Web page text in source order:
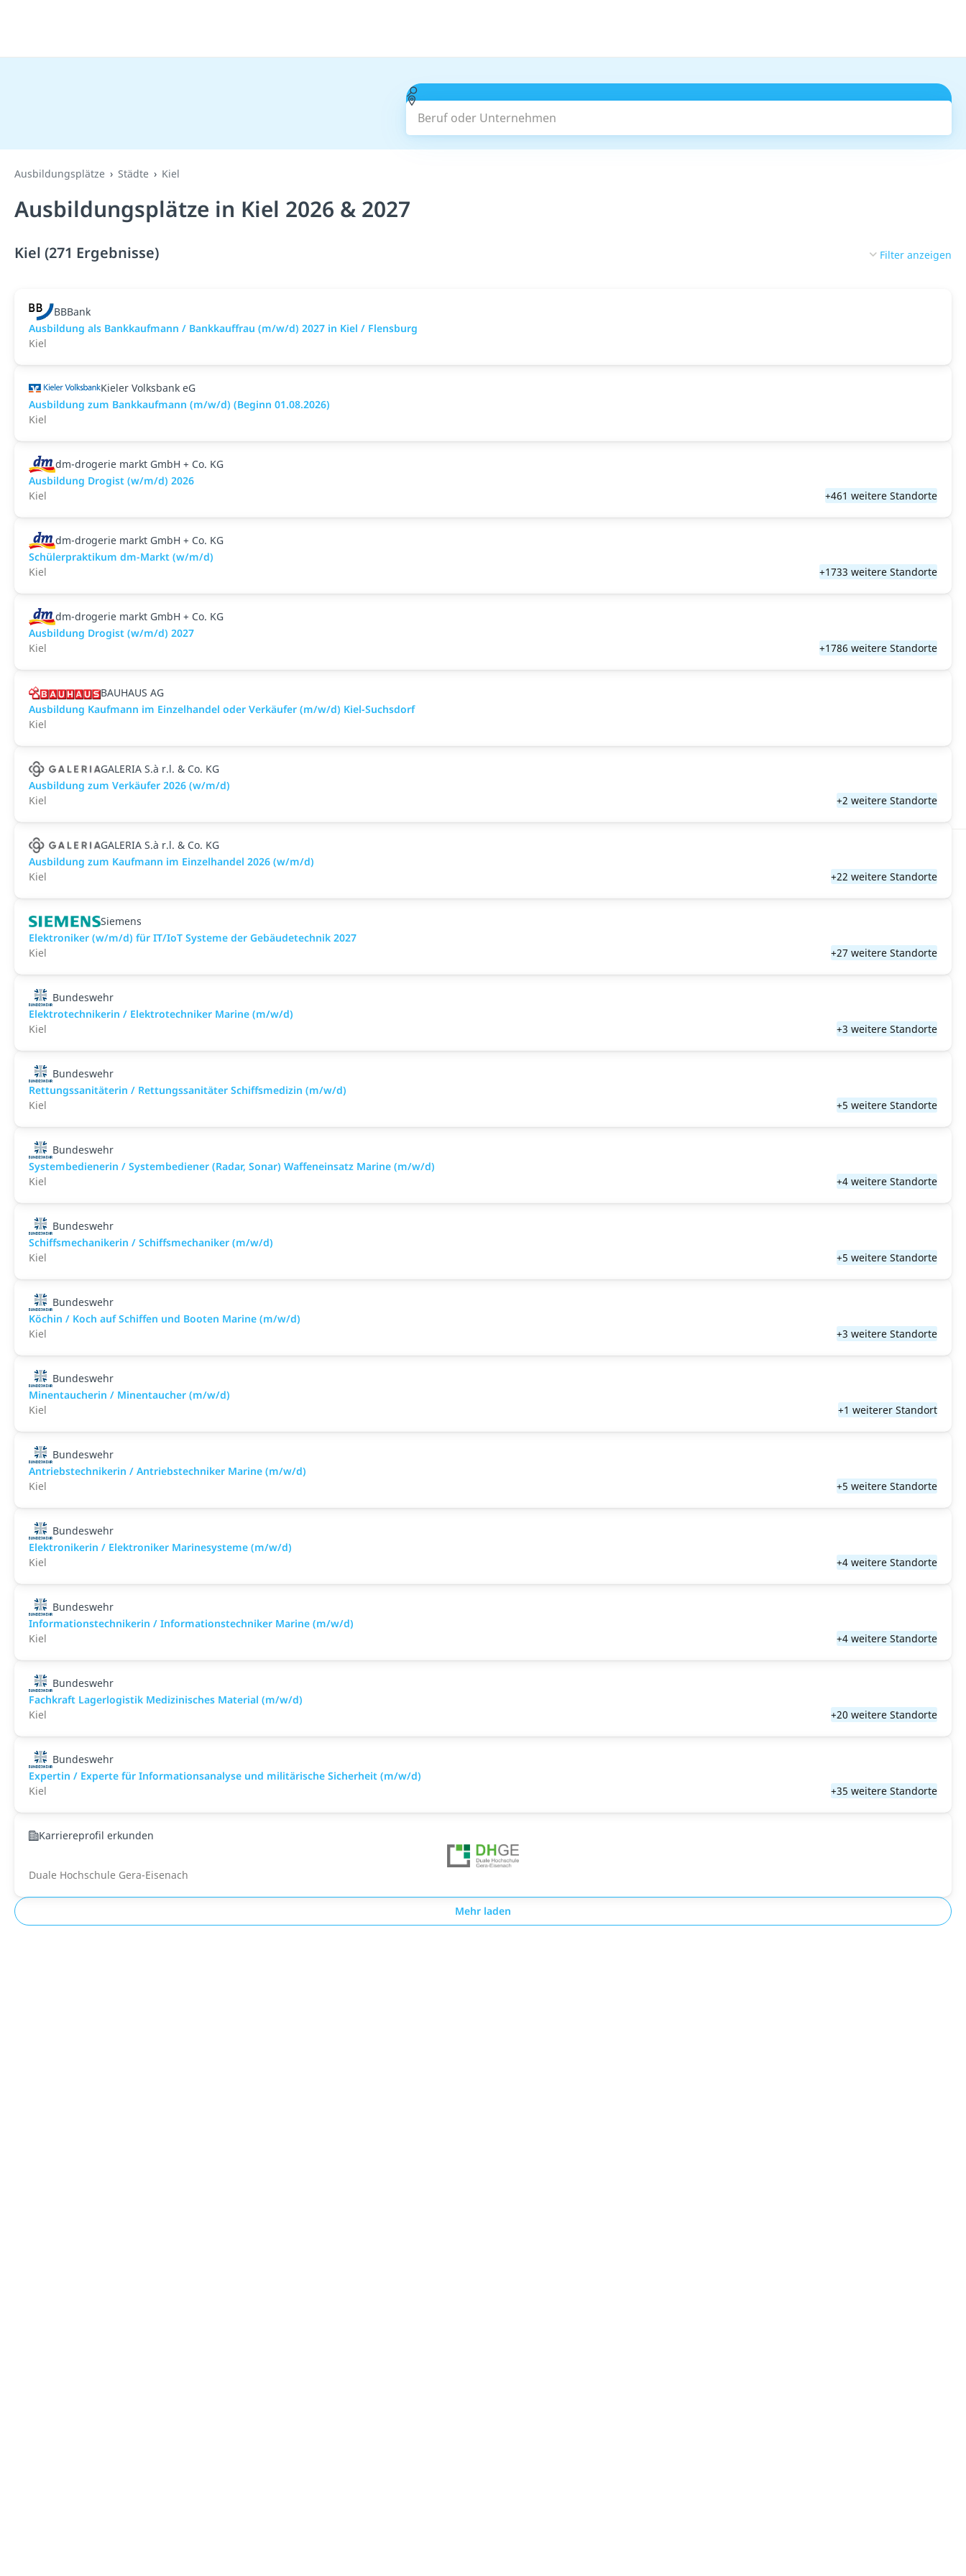
Beruf oder Unternehmen
Ausbildungsplätze Städte Kiel
Ausbildungsplätze in Kiel 2026 & 2027
Kiel (271 Ergebnisse) Filter anzeigen
BBBank
Ausbildung als Bankkaufmann / Bankkauffrau (m/w/d) 2027 in Kiel / Flensburg
Kiel
Kieler Volksbank eG
Ausbildung zum Bankkaufmann (m/w/d) (Beginn 01.08.2026)
Kiel
dm-drogerie markt GmbH + Co. KG
Ausbildung Drogist (w/m/d) 2026
Kiel
+461 weitere Standorte
dm-drogerie markt GmbH + Co. KG
Schülerpraktikum dm-Markt (w/m/d)
Kiel
+1733 weitere Standorte
dm-drogerie markt GmbH + Co. KG
Ausbildung Drogist (w/m/d) 2027
Kiel
+1786 weitere Standorte
BAUHAUS AG
Ausbildung Kaufmann im Einzelhandel oder Verkäufer (m/w/d) Kiel-Suchsdorf
Kiel
GALERIA S.à r.l. & Co. KG
Ausbildung zum Verkäufer 2026 (w/m/d)
Kiel
+2 weitere Standorte
GALERIA S.à r.l. & Co. KG
Ausbildung zum Kaufmann im Einzelhandel 2026 (w/m/d)
Kiel
+22 weitere Standorte
Siemens
Elektroniker (w/m/d) für IT/IoT Systeme der Gebäudetechnik 2027
Kiel
+27 weitere Standorte
Bundeswehr
Elektrotechnikerin / Elektrotechniker Marine (m/w/d)
Kiel
+3 weitere Standorte
Bundeswehr
Rettungssanitäterin / Rettungssanitäter Schiffsmedizin (m/w/d)
Kiel
+5 weitere Standorte
Bundeswehr
Systembedienerin / Systembediener (Radar, Sonar) Waffeneinsatz Marine (m/w/d)
Kiel
+4 weitere Standorte
Bundeswehr
Schiffsmechanikerin / Schiffsmechaniker (m/w/d)
Kiel
+5 weitere Standorte
Bundeswehr
Köchin / Koch auf Schiffen und Booten Marine (m/w/d)
Kiel
+3 weitere Standorte
Bundeswehr
Minentaucherin / Minentaucher (m/w/d)
Kiel
+1 weiterer Standort
Bundeswehr
Antriebstechnikerin / Antriebstechniker Marine (m/w/d)
Kiel
+5 weitere Standorte
Bundeswehr
Elektronikerin / Elektroniker Marinesysteme (m/w/d)
Kiel
+4 weitere Standorte
Bundeswehr
Informationstechnikerin / Informationstechniker Marine (m/w/d)
Kiel
+4 weitere Standorte
Bundeswehr
Fachkraft Lagerlogistik Medizinisches Material (m/w/d)
Kiel
+20 weitere Standorte
Bundeswehr
Expertin / Experte für Informationsanalyse und militärische Sicherheit (m/w/d)
Kiel
+35 weitere Standorte
Karriereprofil erkunden
Duale Hochschule Gera-Eisenach
Mehr laden